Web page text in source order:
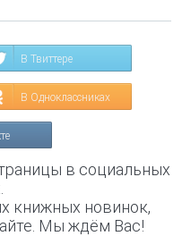
В Твиттере
В Одноклассниках
в социальных
книжных новинок,
Мы ждём Вас!